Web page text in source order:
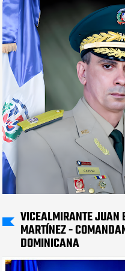
VICEALMIRANTE JUAN
MARTÍNEZ -
DOMINICANA